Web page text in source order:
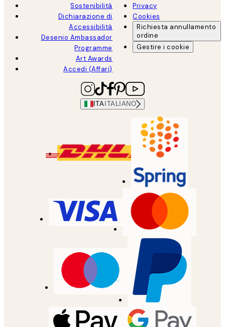
Sostenibilità
Dichiarazione di
Accessibilità
Desenio Ambassador
Programme
Art Awards
Accedi (Affari)
Privacy
Cookies
Richiesta annullamento
ordine
Gestire i cookie
ITA ITALIANO